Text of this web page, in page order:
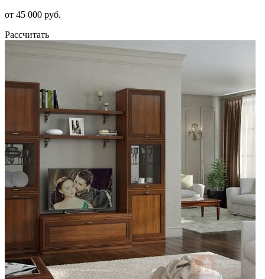
от 45 000 руб.
Рассчитать